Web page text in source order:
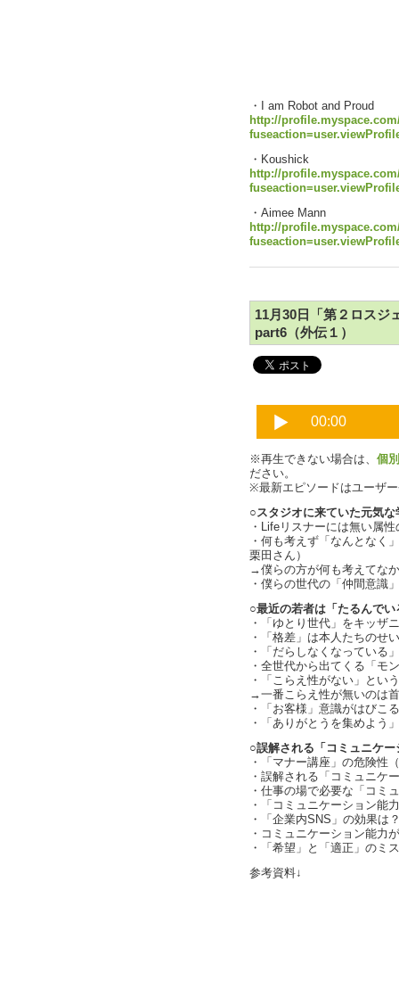
・I am Robot and Proud
http://
・Koushick
http://
・Aimee Mann
http://
11月30日「第２ロスジ
part6（外伝１）
※再生できない場合は、 個
ださい。
※最新エピソードはユーザ
○スタジオに来ていた元気な
・Lifeリスナーには無い属
・何も考えず「なんとなく
栗田さん）
→僕らの方が何も考えてな
・僕らの世代の「仲間意識
○最近の若者は「たるんでい
・「ゆとり世代」をキッザ
・「格差」は本人たちのせ
・「だらしなくなっている
・全世代から出てくる「モ
・「こらえ性がない」とい
→一番こらえ性が無いのは
・「お客様」意識がはびこ
・「ありがとうを集めよう
○誤解される「コミュニケー
・「マナー講座」の危険性
・誤解される「コミュニケ
・仕事の場で必要な「コミ
・「コミュニケーション能
・「企業内SNS」の効果は
・コミュニケーション能力
・「希望」と「適正」のミ
参考資料↓